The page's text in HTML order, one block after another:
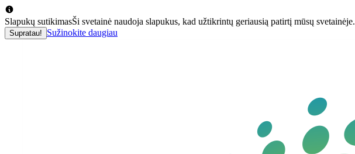
Slapukų sutikimasŠi svetainė naudoja slapukus, kad užtikrintų geriausią patirtį mūsų svetainėje.
Supratau! Sužinokite daugiau